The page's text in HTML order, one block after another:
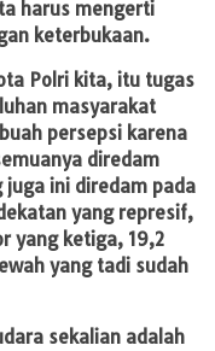
harus mengerti
keterbukaan.
Polri kita, itu tugas
masyarakat
persepsi karena
diredam
ini diredam pada
yang represif,
yang ketiga, 19,2
yang tadi sudah
sekalian adalah